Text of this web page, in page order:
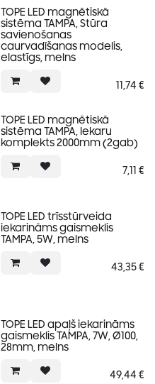
TOPE LED magnētiskā
sistēma TAMPA, Stūra
savienošanas
caurvadīšanas modelis,
elastīgs, melns
11,74 €
TOPE LED magnētiskā
sistēma TAMPA, Iekaru
komplekts 2000mm (2gab)
7,11 €
TOPE LED trīsstūrveida
iekarināms gaismeklis
TAMPA, 5W, melns
43,35€
TOPE LED apaļš iekarināms
gaismeklis TAMPA, 7W, Ø100,
28mm, melns
49,44 €